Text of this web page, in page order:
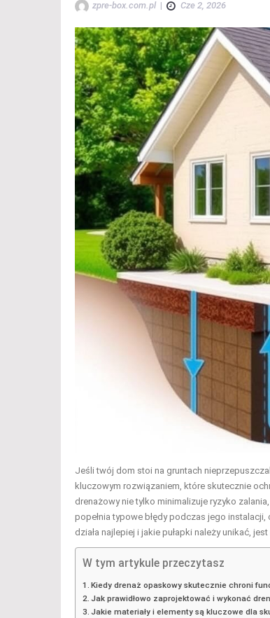
zpre-box.com.pl | Cze 2, 2026
Jeśli twój dom stoi na gruntach
kluczowym rozwiązaniem, które skutecznie
drenażowy nie tylko minimalizuje ryzyko
popełnia typowe błędy podczas jego
działa najlepiej i jakie pułapki należy unikać,
W tym artykule przeczytasz
Kiedy drenaż opaskowy skutecznie chroni
Jak prawidłowo zaprojektować i wykonać
Jakie materiały i elementy są kluczowe dla